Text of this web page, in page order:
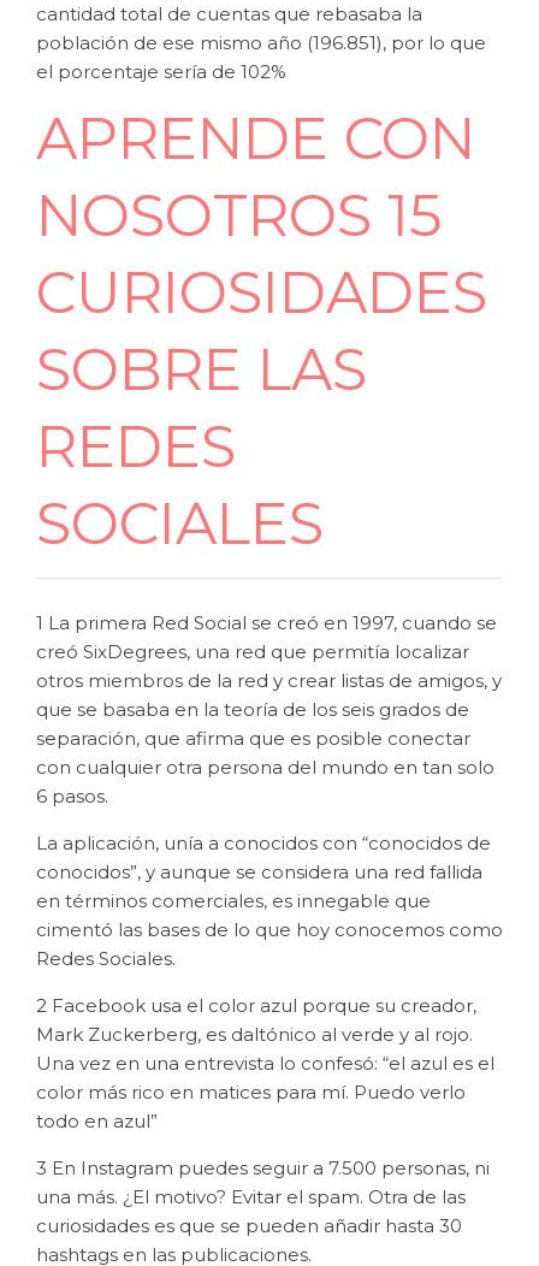
cantidad total de cuentas que rebasaba la
población de ese mismo año (196.851), por lo que
el porcentaje sería de 102%
APRENDE CON
NOSOTROS 15
CURIOSIDADES
SOBRE LAS
REDES
SOCIALES
1 La primera Red Social se creó en 1997, cuando se
creó SixDegrees, una red que permitía localizar
otros miembros de la red y crear listas de amigos, y
que se basaba en la teoría de los seis grados de
separación, que afirma que es posible conectar
con cualquier otra persona del mundo en tan solo
6 pasos.
La aplicación, unía a conocidos con “conocidos de
conocidos”, y aunque se considera una red fallida
en términos comerciales, es innegable que
cimentó las bases de lo que hoy conocemos como
Redes Sociales.
2 Facebook usa el color azul porque su creador,
Mark Zuckerberg, es daltónico al verde y al rojo.
Una vez en una entrevista lo confesó: “el azul es el
color más rico en matices para mí. Puedo verlo
todo en azul”
3 En Instagram puedes seguir a 7.500 personas, ni
una más. ¿El motivo? Evitar el spam. Otra de las
curiosidades es que se pueden añadir hasta 30
hashtags en las publicaciones.